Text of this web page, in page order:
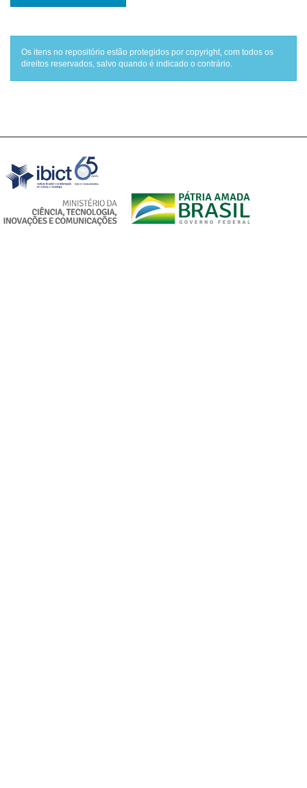
Os itens no repositório estão protegidos por copyright, com todos os
direitos reservados, salvo quando é indicado o contrário.